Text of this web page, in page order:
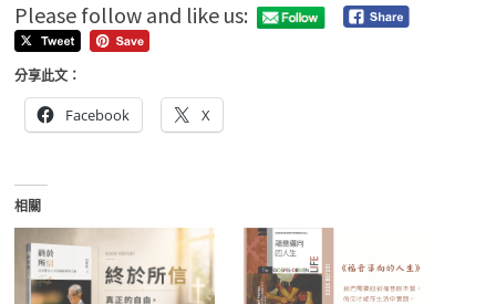
Please follow and like us:
分享此文：
Facebook X
相關